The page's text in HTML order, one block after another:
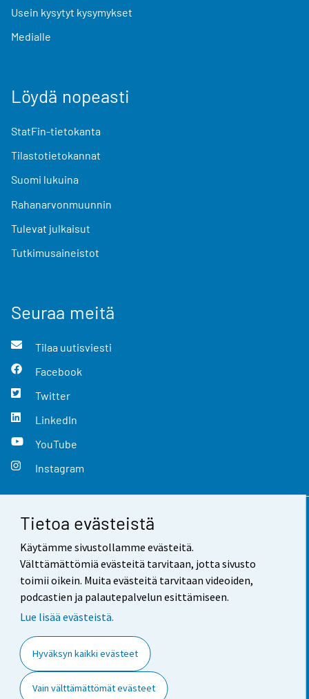
Tietoa evästeistä
Käytämme sivustollamme evästeitä.
Välttämättömiä evästeitä tarvitaan, jotta sivusto
toimii oikein. Muita evästeitä tarvitaan videoiden,
podcastien ja palautepalvelun esittämiseen.
Lue lisää evästeistä.
Hyväksyn kaikki evästeet
Vain välttämättömät evästeet
Usein kysytyt kysymykset
Medialle
Löydä nopeasti
StatFin-tietokanta
Tilastotietokannat
Suomi lukuina
Rahanarvonmuunnin
Tulevat julkaisut
Tutkimusaineistot
Seuraa meitä
Tilaa uutisviesti
Facebook
Twitter
LinkedIn
YouTube
Instagram
Yhteystiedot
Palaute
Käyttöehdot
Saavutettavuus
Tietoa sivustosta
Evästeasetukset